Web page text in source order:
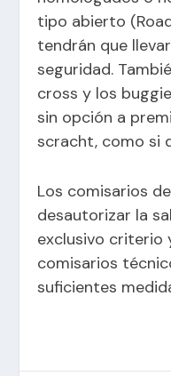
tipo abierto
tendrán que
seguridad.
cross y los
sin opción a
scracht, como si
Los comisarios
desautorizar la
exclusivo criterio
comisarios
suficientes